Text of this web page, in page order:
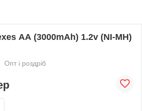
АА (3000mAh) 1.2v (NI-MH)
Опт і роздріб